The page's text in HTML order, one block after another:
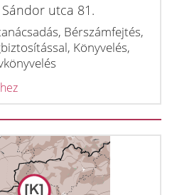
utca 81.
Bérszámfejtés,
Könyvelés,